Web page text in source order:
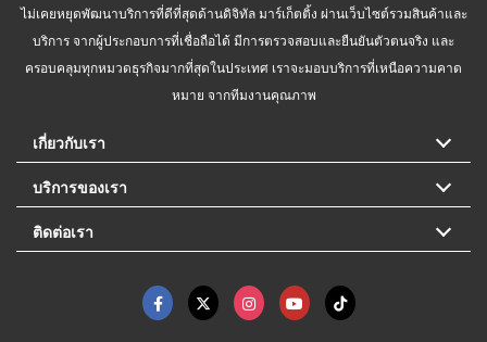
ไม่เคยหยุดพัฒนาบริการที่ดีที่สุดด้านดิจิทัล มาร์เก็ตติ้ง ผ่านเว็บไซต์รวมสินค้าและ
บริการ จากผู้ประกอบการที่เชื่อถือได้ มีการตรวจสอบและยืนยันตัวตนจริง และ
ครอบคลุมทุกหมวดธุรกิจมากที่สุดในประเทศ เราจะมอบบริการที่เหนือความคาด
หมาย จากทีมงานคุณภาพ
เกี่ยวกับเรา
บริการของเรา
ติดต่อเรา